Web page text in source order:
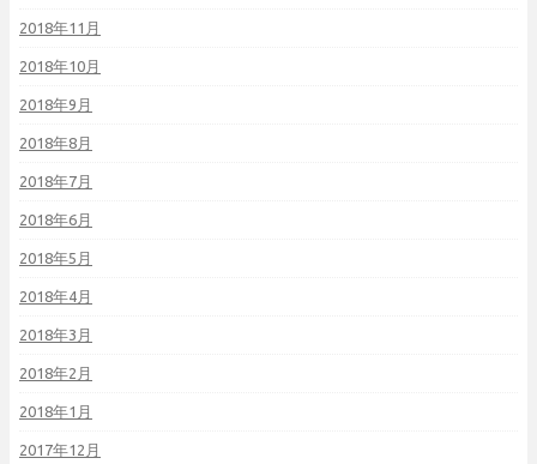
2018年11月
2018年10月
2018年9月
2018年8月
2018年7月
2018年6月
2018年5月
2018年4月
2018年3月
2018年2月
2018年1月
2017年12月